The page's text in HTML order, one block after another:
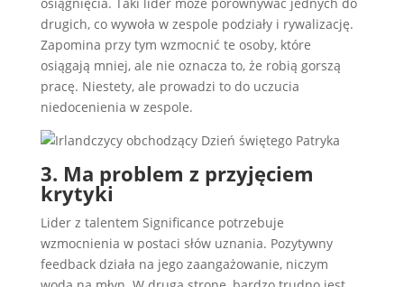
drugich, co wywoła w zespole podziały i rywalizację.
Zapomina przy tym wzmocnić te osoby, które
osiągają mniej, ale nie oznacza to, że robią gorszą
pracę. Niestety, ale prowadzi to do uczucia
niedocenienia w zespole.
3. Ma problem z przyjęciem
krytyki
Lider z talentem Significance potrzebuje
wzmocnienia w postaci słów uznania. Pozytywny
feedback działa na jego zaangażowanie, niczym